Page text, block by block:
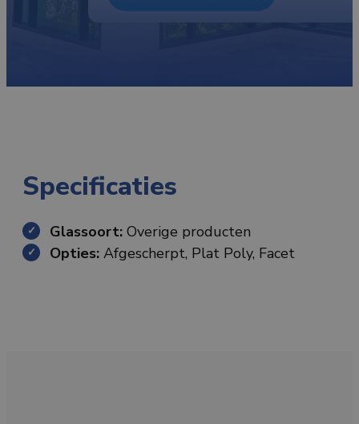
Specificaties
Glassoort: Overige producten
Opties: Afgescherpt, Plat Poly, Facet